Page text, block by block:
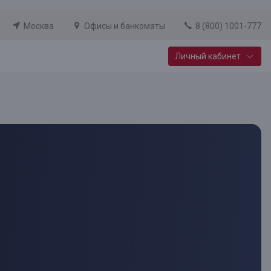
Москва Офисы и банкоматы 8 (800) 1001-777
Личный кабинет